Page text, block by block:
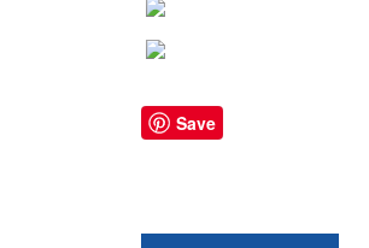
Save